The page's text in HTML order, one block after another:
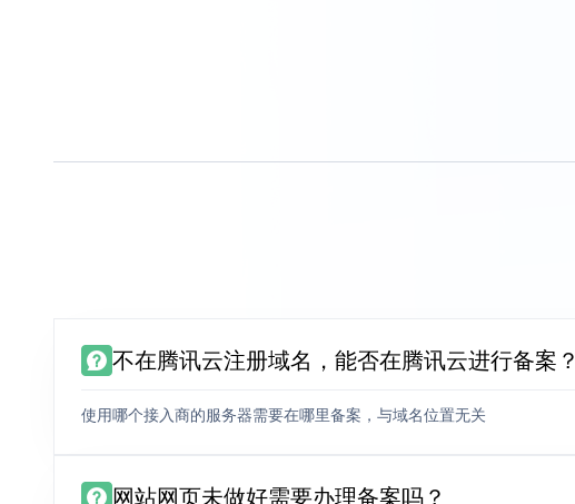
不在腾讯云注册域名，能否在腾讯云进行备案？
使用哪个接入商的服务器需要在哪里备案，与域名位置无关
网站网页未做好需要办理备案吗？